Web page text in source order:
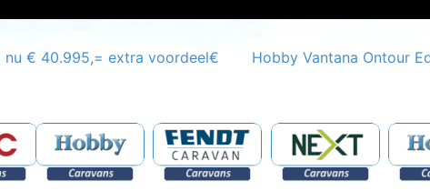
nu € 40.995,= extra voordeel€
Hobby Vantana Ontour